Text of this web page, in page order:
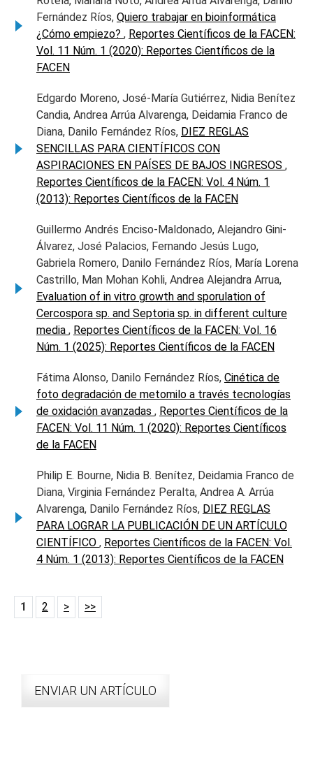
Fernández Ríos, Quiero trabajar en bioinformática
¿Cómo empiezo? , Reportes Científicos de la FACEN:
Vol. 11 Núm. 1 (2020): Reportes Científicos de la
FACEN
Edgardo Moreno, José-María Gutiérrez, Nidia Benítez
Candia, Andrea Arrúa Alvarenga, Deidamia Franco de
Diana, Danilo Fernández Ríos, DIEZ REGLAS
SENCILLAS PARA CIENTÍFICOS CON
ASPIRACIONES EN PAÍSES DE BAJOS INGRESOS ,
Reportes Científicos de la FACEN: Vol. 4 Núm. 1
(2013): Reportes Científicos de la FACEN
Guillermo Andrés Enciso-Maldonado, Alejandro Gini-
Álvarez, José Palacios, Fernando Jesús Lugo,
Gabriela Romero, Danilo Fernández Ríos, María Lorena
Castrillo, Man Mohan Kohli, Andrea Alejandra Arrua,
Evaluation of in vitro growth and sporulation of
Cercospora sp. and Septoria sp. in different culture
media , Reportes Científicos de la FACEN: Vol. 16
Núm. 1 (2025): Reportes Científicos de la FACEN
Fátima Alonso, Danilo Fernández Ríos, Cinética de
foto degradación de metomilo a través tecnologías
de oxidación avanzadas , Reportes Científicos de la
FACEN: Vol. 11 Núm. 1 (2020): Reportes Científicos
de la FACEN
Philip E. Bourne, Nidia B. Benítez, Deidamia Franco de
Diana, Virginia Fernández Peralta, Andrea A. Arrúa
Alvarenga, Danilo Fernández Ríos, DIEZ REGLAS
PARA LOGRAR LA PUBLICACIÓN DE UN ARTÍCULO
CIENTÍFICO , Reportes Científicos de la FACEN: Vol.
4 Núm. 1 (2013): Reportes Científicos de la FACEN
1 2 > >>
ENVIAR UN ARTÍCULO